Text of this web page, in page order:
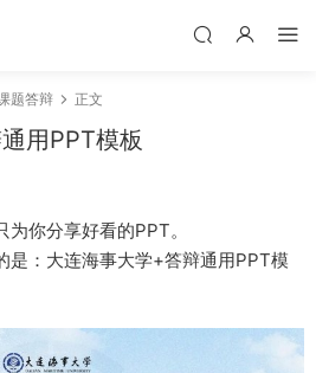
题答辩 正文
用PPT模板
你分享好看的PPT。
是：大连海事大学+答辩通用PPT模